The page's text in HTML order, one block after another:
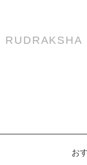
お